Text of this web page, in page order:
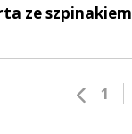
ze szpinakiem
1